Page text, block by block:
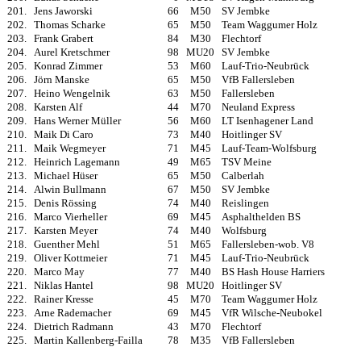
201. Jens Jaworski 66 M50
SV Jembke
202. Thomas Scharke 65 M50
Team Waggumer Holz
203. Frank Grabert 84 M30
Flechtorf
204. Aurel Kretschmer 98 MU20
SV Jembke
205. Konrad Zimmer 53 M60
Lauf-Trio-Neubrück
206. Jörn Manske 65 M50
VfB Fallersleben
207. Heino Wengelnik 63 M50
Fallersleben
208. Karsten Alf 44 M70
Neuland Express
209. Hans Werner Müller 56 M60
LT Isenhagener Land
210. Maik Di Caro 73 M40
Hoitlinger SV
211. Maik Wegmeyer 71 M45
Lauf-Team-Wolfsburg
212. Heinrich Lagemann 49 M65
TSV Meine
213. Michael Hüser 65 M50
Calberlah
214. Alwin Bullmann 67 M50
SV Jembke
215. Denis Rössing 74 M40
Reislingen
216. Marco Vierheller 69 M45
Asphalthelden BS
217. Karsten Meyer 74 M40
Wolfsburg
218. Guenther Mehl 51 M65
Fallersleben-wob. V8
219. Oliver Kottmeier 71 M45
Lauf-Trio-Neubrück
220. Marco May 77 M40
BS Hash House Harriers
221. Niklas Hantel 98 MU20
Hoitlinger SV
222. Rainer Kresse 45 M70
Team Waggumer Holz
223. Arne Rademacher 69 M45
VfR Wilsche-Neubokel
224. Dietrich Radmann 43 M70
Flechtorf
225. Martin Kallenberg-Failla 78 M35
VfB Fallersleben